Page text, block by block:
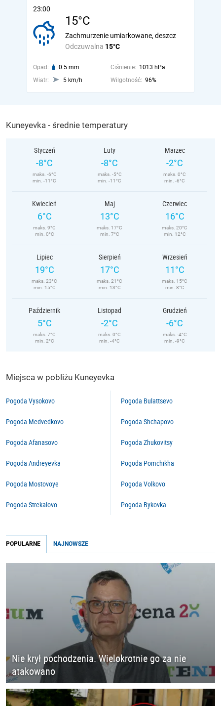
23:00
15°C
Odczuwalna 15°C
Zachmurzenie umiarkowane, deszcz
Opad: 0.5 mm Ciśnienie: 1013 hPa
Wiatr:
5 km/h Wilgotność: 96%
Kuneyevka - średnie temperatury
Styczeń
-8°C
maks. -6°C
min. -11°C
Luty
-8°C
maks. -5°C
min. -11°C
Marzec
-2°C
maks. 0°C
min. -6°C
Kwiecień
6°C
maks. 9°C
min. 0°C
Maj
13°C
maks. 17°C
min. 7°C
Czerwiec
16°C
maks. 20°C
min. 12°C
Lipiec
19°C
maks. 23°C
min. 15°C
Sierpień
17°C
maks. 21°C
min. 13°C
Wrzesień
11°C
maks. 15°C
min. 8°C
Październik
5°C
maks. 7°C
min. 2°C
Listopad
-2°C
maks. 0°C
min. -4°C
Grudzień
-6°C
maks. -4°C
min. -9°C
Miejsca w pobliżu Kuneyevka
Pogoda Vysokovo
Pogoda Medvedkovo
Pogoda Afanasovo
Pogoda Andreyevka
Pogoda Mostovoye
Pogoda Strekalovo
Pogoda Bulattsevo
Pogoda Shchapovo
Pogoda Zhukovitsy
Pogoda Pomchikha
Pogoda Volkovo
Pogoda Bykovka
POPULARNE NAJNOWSZE
Nie krył pochodzenia. Wielokrotnie go za nie
atakowano